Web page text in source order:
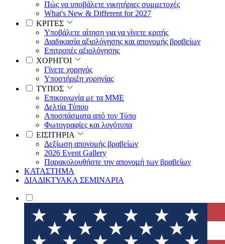
Πώς να υποβάλετε νικητήριες συμμετοχές
What's New & Different for 2027
ΚΡΙΤΕΣ
Υποβάλετε αίτηση για να γίνετε κριτής
Διαδικασία αξιολόγησης και απονομής βραβείων
Επιτροπές αξιολόγησης
ΧΟΡΗΓΟΙ
Γίνετε χορηγός
Υποστήριξη χορηγίας
ΤΥΠΟΣ
Επικοινωνία με τα ΜΜΕ
Δελτία Τύπου
Αποσπάσματα από τον Τύπο
Φωτογραφίες και λογότυπα
ΕΙΣΙΤΗΡΙΑ
Δεξίωση απονομής βραβείων
2026 Event Gallery
Παρακολουθήστε την απονομή των βραβείων
ΚΑΤΑΣΤΗΜΑ
ΔΙΑΔΙΚΤΥΑΚΑ ΣΕΜΙΝΑΡΙΑ